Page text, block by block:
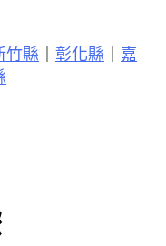
竹縣 ｜ 彰化縣 ｜ 嘉